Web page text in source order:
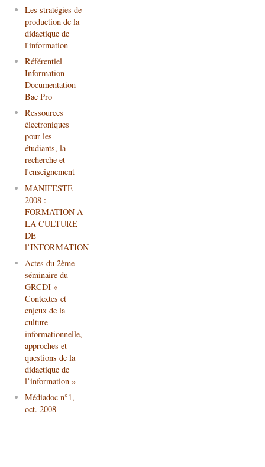
Les stratégies de
production de la
didactique de
l'information
Référentiel
Information
Documentation
Bac Pro
Ressources
électroniques
pour les
étudiants, la
recherche et
l'enseignement
MANIFESTE
2008 :
FORMATION A
LA CULTURE
DE
l’INFORMATION
Actes du 2ème
séminaire du
GRCDI «
Contextes et
enjeux de la
culture
informationnelle,
approches et
questions de la
didactique de
l’information »
Médiadoc n°1,
oct. 2008